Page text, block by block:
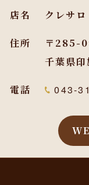
店名 クレサ
住所
〒285-
千葉県
電話 043-